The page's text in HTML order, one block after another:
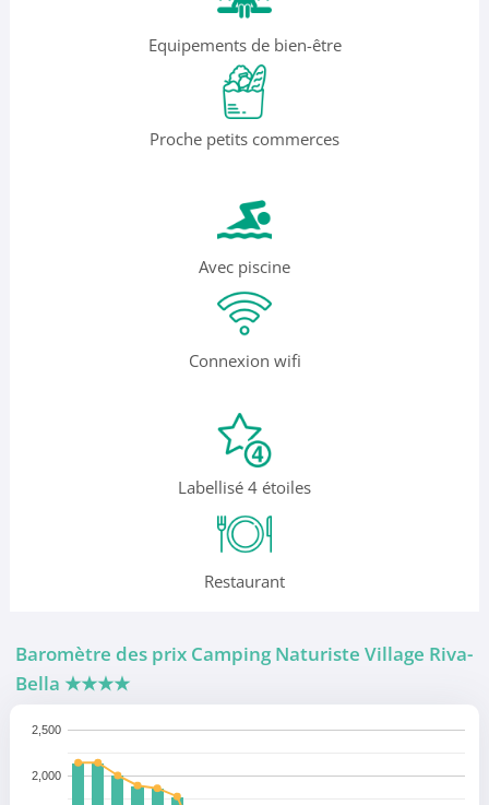
Equipements de bien-être
Proche petits commerces
Avec piscine
Connexion wifi
Labellisé 4 étoiles
Restaurant
Baromètre des prix Camping Naturiste Village Riva-
Bella ★★★★
2,000
2,500